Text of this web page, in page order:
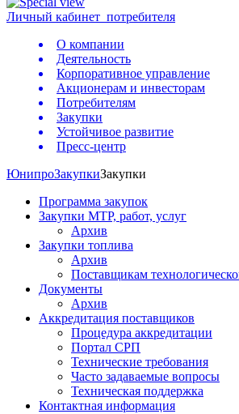
Личный кабинет потребителя
О компании
Деятельность
Корпоративное управление
Акционерам и инвесторам
Потребителям
Закупки
Устойчивое развитие
Пресс-центр
ЮнипроЗакупкиЗакупки
Программа закупок
Закупки МТР, работ, услуг
Архив
Закупки топлива
Архив
Поставщикам
Документы
Архив
Аккредитация поставщиков
Процедура аккредитации
Портал СРП
Технические требования
Часто задаваемые вопросы
Техническая поддержка
Контактная информация